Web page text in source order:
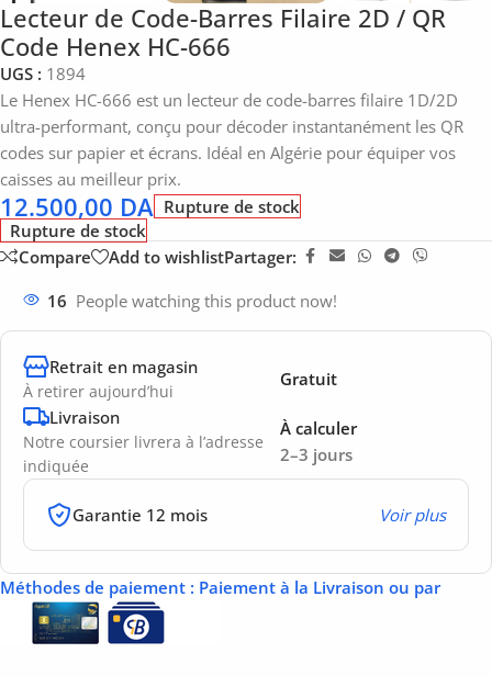
Lecteur de Code-Barres Filaire 2D / QR
Code Henex HC-666
UGS : 1894
Le Henex HC-666 est un lecteur de code-barres filaire 1D/2D
ultra-performant, conçu pour décoder instantanément les QR
codes sur papier et écrans. Idéal en Algérie pour équiper vos
caisses au meilleur prix.
12.500,00 DA Rupture de stock
Rupture de stock
Compare
Add to wishlistPartager:
16 People watching this product now!
Retrait en magasin
À retirer aujourd’hui
Gratuit
Livraison
Notre coursier livrera à l’adresse
indiquée
2–3 jours
À calculer
Garantie 12 mois Voir plus
Méthodes de paiement : Paiement à la Livraison ou par